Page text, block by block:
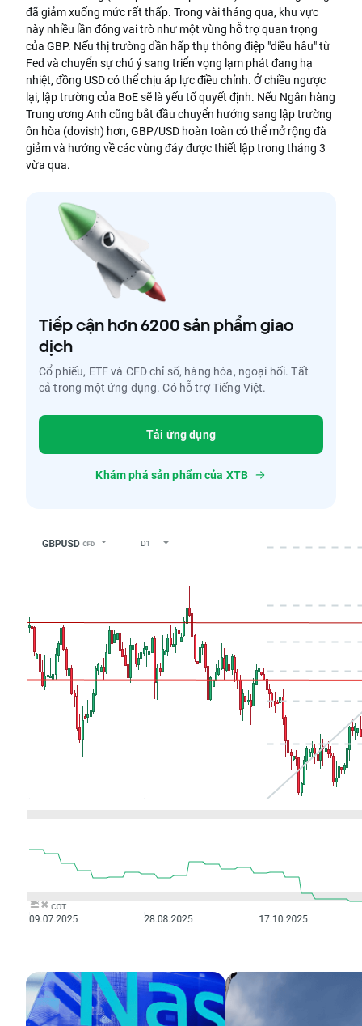
đã giảm xuống mức rất thấp. Trong vài tháng qua, khu vực
này nhiều lần đóng vai trò như một vùng hỗ trợ quan trọng
của GBP. Nếu thị trường dần hấp thụ thông điệp "diều hâu" từ
Fed và chuyển sự chú ý sang triển vọng lạm phát đang hạ
nhiệt, đồng USD có thể chịu áp lực điều chỉnh. Ở chiều ngược
lại, lập trường của BoE sẽ là yếu tố quyết định. Nếu Ngân hàng
Trung ương Anh cũng bắt đầu chuyển hướng sang lập trường
ôn hòa (dovish) hơn, GBP/USD hoàn toàn có thể mở rộng đà
giảm và hướng về các vùng đáy được thiết lập trong tháng 3
vừa qua.
Tiếp cận hơn 6200 sản phẩm giao
dịch
Cổ phiếu, ETF và CFD chỉ số, hàng hóa, ngoại hối. Tất
cả trong một ứng dụng. Có hỗ trợ Tiếng Việt.
Tải ứng dụng
Khám phá sản phẩm của XTB